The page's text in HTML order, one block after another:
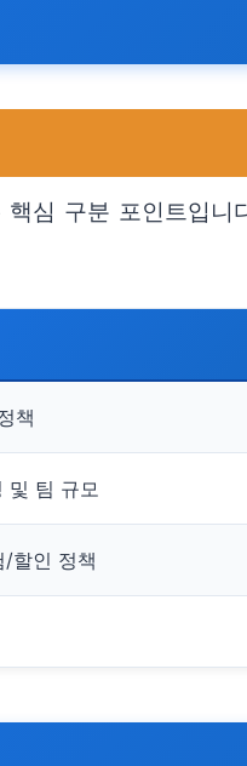
심 구분 포인트입
책
및 팀 규모
/할인 정책